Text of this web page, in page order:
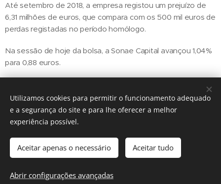
Até setembro de 2018, a empresa registou um prejuízo de
6,31 milhões de euros, que compara com os 500 mil euros de
perdas registadas no período homólogo.
Na sessão de hoje da bolsa, a Sonae Capital avançou 1,04%
para 0,88 euros.
Share
Cookies
Utilizamos cookies para permitir o funcionamento adequado
e a segurança do site e para lhe oferecer a melhor
experiência possível.
Aceitar apenas o necessário Aceitar tudo
Abrir configurações avançadas